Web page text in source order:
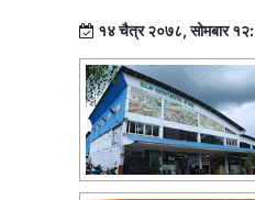
१४ चैत्र २०७८, सोमबार